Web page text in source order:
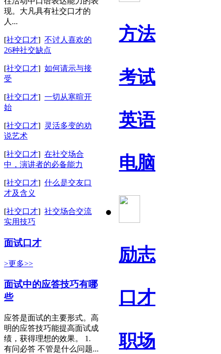
方法
考试
英语
电脑
励志
口才
职场
现。大凡具有社交口才的
人...
[社交口才] 不讨人喜欢的
26种社交缺点
[社交口才] 如何请示与接
受
[社交口才] 一切从寒暄开
始
[社交口才] 灵活多变的劝
说艺术
[社交口才] 在社交场合
中，演讲者的必备能力
[社交口才] 什么是交友口
才及含义
[社交口才] 社交场合交流
实用技巧
面试口才
>更多>>
面试中的应答技巧有哪
些
应答是面试的主要形式。高
明的应答技巧能提高面试成
绩，获得理想的效果。 1.
有问必答 不管是什么问题...